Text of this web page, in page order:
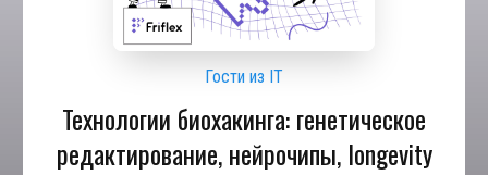
Гости из IT
Технологии биохакинга: генетическое
редактирование, нейрочипы, longevity